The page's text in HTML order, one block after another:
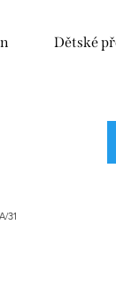
31
Dětské